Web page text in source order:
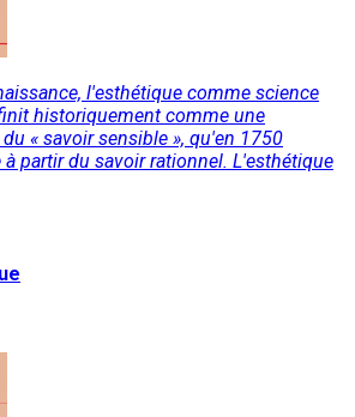
l'esthétique comme science
historiquement comme une
« savoir sensible », qu'en 1750
partir du savoir rationnel. L'esthétique